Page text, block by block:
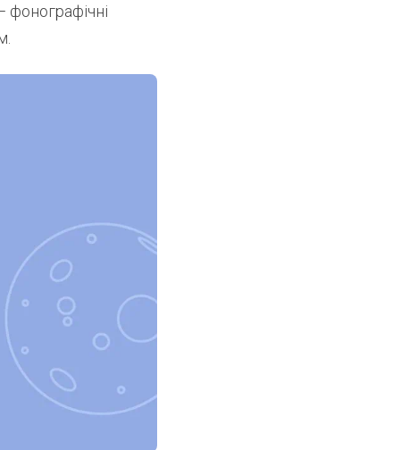
фонографічні